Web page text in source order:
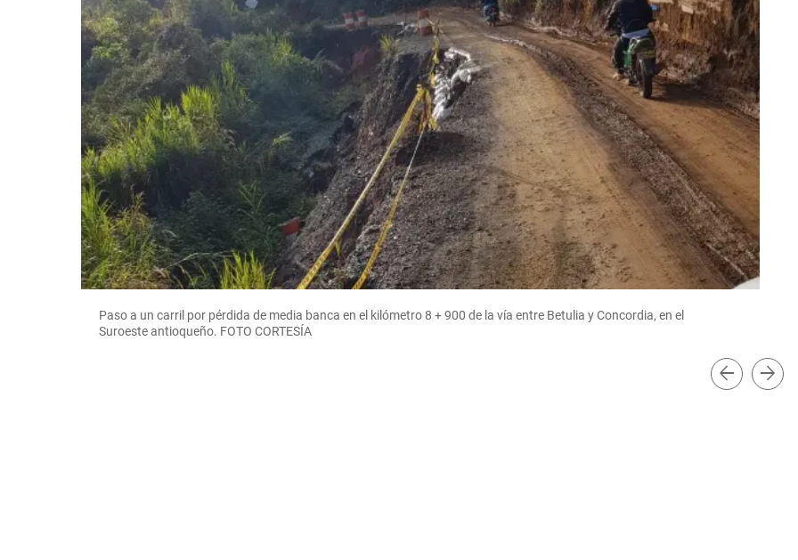
arrow_back
Paso a un carril por pérdida de media banca en el kilómetro 8 + 900 de la vía entre Betulia y Concordia, en el
Suroeste antioqueño. FOTO CORTESÍA
arrow_forward